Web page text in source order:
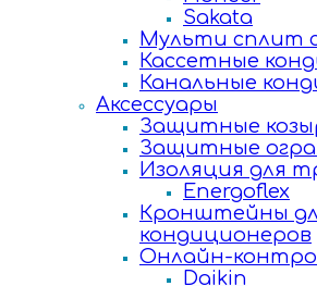
Sakata
Мульти сплит
Кассетные
Канальные
Аксессуары
Защитные
Защитные
Изоляция для
Energoflex
Кронштейны
кондиционеров
Онлайн-
Daikin